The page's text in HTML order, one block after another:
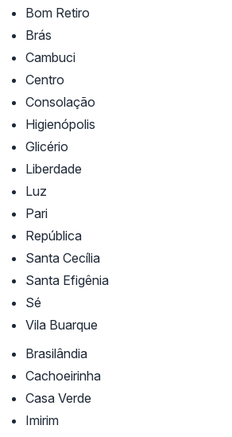
Bom Retiro
Brás
Cambuci
Centro
Consolação
Higienópolis
Glicério
Liberdade
Luz
Pari
República
Santa Cecília
Santa Efigênia
Sé
Vila Buarque
Brasilândia
Cachoeirinha
Casa Verde
Imirim